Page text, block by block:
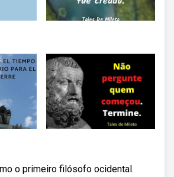
o primeiro filósofo ocidental.